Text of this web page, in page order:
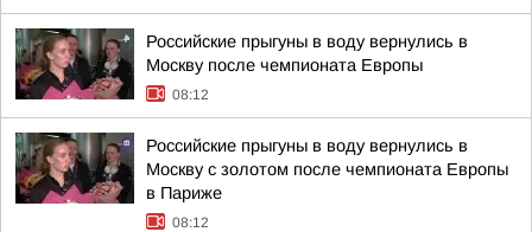
Российские прыгуны в воду вернулись в
Москву после чемпионата Европы
08:12
Российские прыгуны в воду вернулись в
Москву с золотом после чемпионата Европы
в Париже
08:12